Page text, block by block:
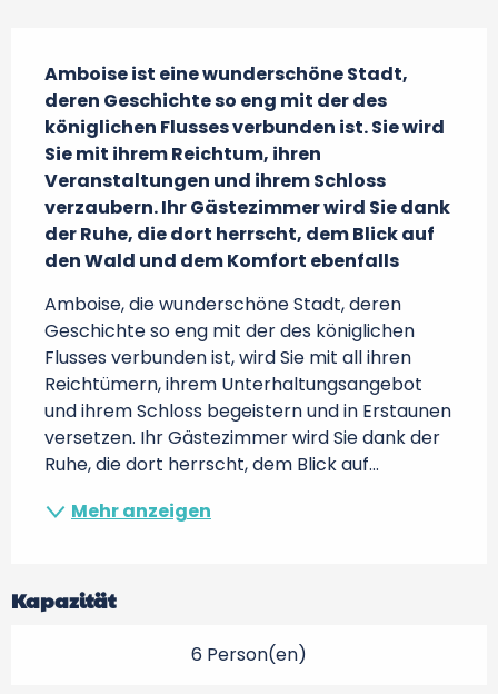
Amboise ist eine wunderschöne Stadt,
deren Geschichte so eng mit der des
königlichen Flusses verbunden ist. Sie wird
Sie mit ihrem Reichtum, ihren
Veranstaltungen und ihrem Schloss
verzaubern. Ihr Gästezimmer wird Sie dank
der Ruhe, die dort herrscht, dem Blick auf
den Wald und dem Komfort ebenfalls
Amboise, die wunderschöne Stadt, deren
Geschichte so eng mit der des königlichen
Flusses verbunden ist, wird Sie mit all ihren
Reichtümern, ihrem Unterhaltungsangebot
und ihrem Schloss begeistern und in Erstaunen
versetzen. Ihr Gästezimmer wird Sie dank der
Ruhe, die dort herrscht, dem Blick auf...
Mehr anzeigen
Kapazität
6 Person(en)